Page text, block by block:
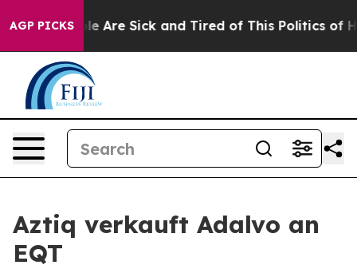
AGP PICKS
“People Are Sick and Tired of This Politics of
Aztiq verkauft Adalvo an
EQT